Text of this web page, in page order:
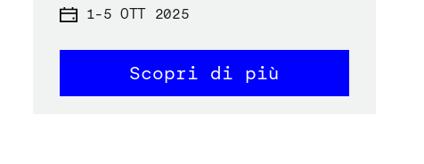
1-5 OTT 2025
Scopri di più